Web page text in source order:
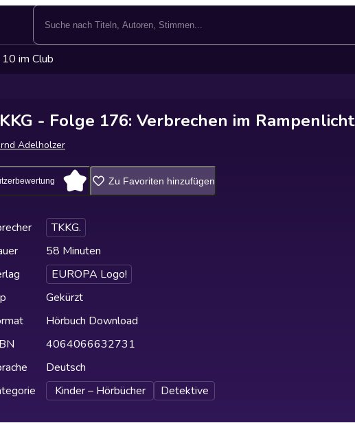
im Club
- Folge 176: Verbrechen im Rampenlicht
Adelholzer
Zu Favoriten hinzufügen
TKKG.
58 Minuten
EUROPA Logo!
Gekürzt
Hörbuch Download
4064066632731
Deutsch
Kinder – Hörbücher Detektive